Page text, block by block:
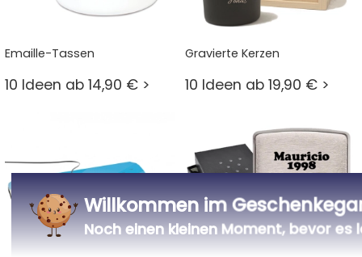
Emaille-Tassen
10 Ideen ab 14,90 € >
Gravierte Kerzen
10 Ideen ab 19,90 € >
Willkommen im
Noch einen kleinen Moment, bevor es